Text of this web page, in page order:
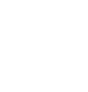
オンラインセミナー開
を2へ引上げ
切バス乗車に関するご